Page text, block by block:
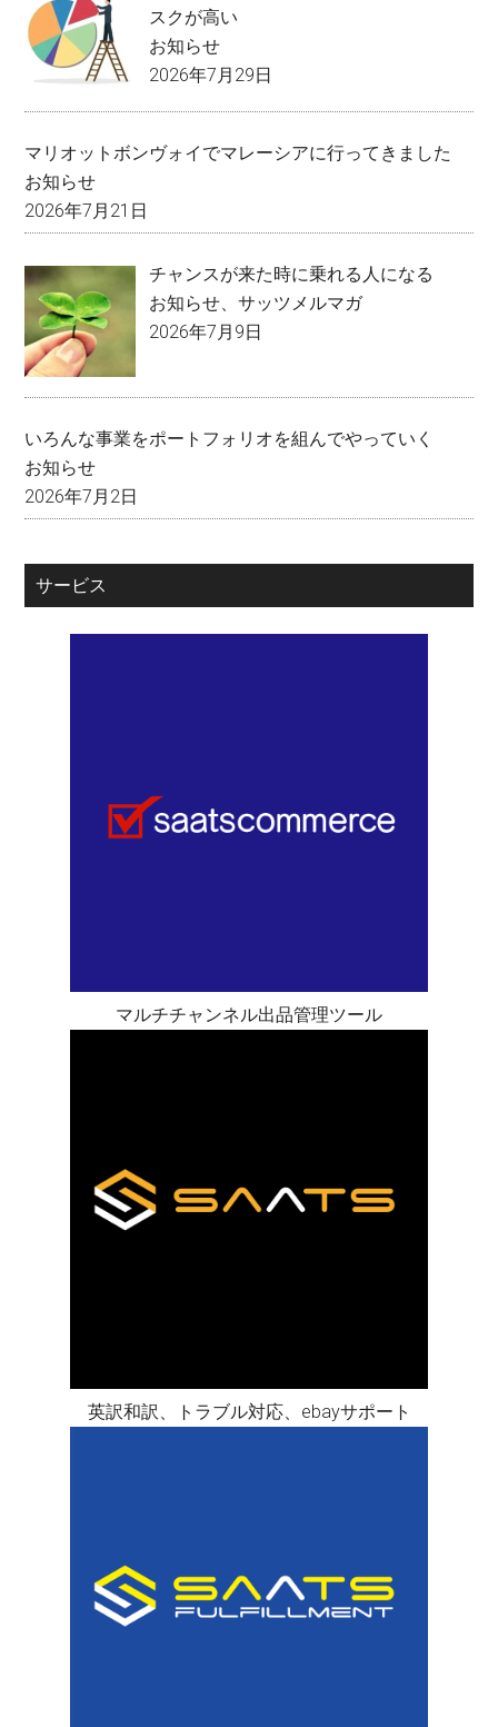
スクが高い
お知らせ
2026年7月29日
マリオットボンヴォイでマレーシアに行ってきました
お知らせ
2026年7月21日
チャンスが来た時に乗れる人になる
お知らせ 、サッツメルマガ
2026年7月9日
いろんな事業をポートフォリオを組んでやっていく
お知らせ
2026年7月2日
サービス
マルチチャンネル出品管理ツール
英訳和訳、トラブル対応、ebayサポート